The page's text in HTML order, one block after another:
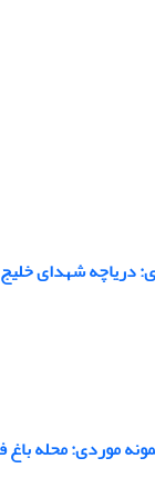
دریاچه شهدای